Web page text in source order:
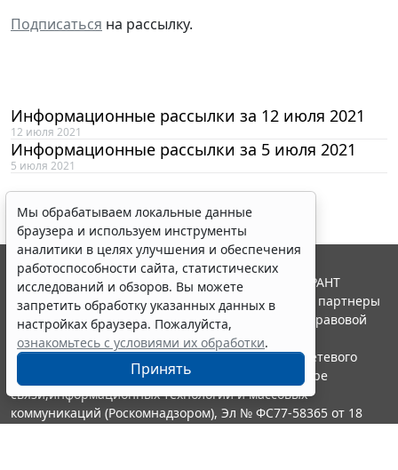
Подписаться на рассылку.
Информационные рассылки за 12 июля 2021
12 июля 2021
Информационные рассылки за 5 июля 2021
5 июля 2021
Мы обрабатываем локальные данные
браузера и используем инструменты
аналитики в целях улучшения и обеспечения
работоспособности сайта, статистических
исследований и обзоров. Вы можете
запретить обработку указанных данных в
настройках браузера. Пожалуйста,
ознакомьтесь с условиями их обработки.
Принять
© ООО "НПП "ГАРАНТ-СЕРВИС", 2026. Система ГАРАНТ
выпускается с 1990 года. Компания "Гарант" и ее партнеры
являются участниками Российской ассоциации правовой
информации ГАРАНТ.
Портал ГАРАНТ.РУ зарегистрирован в качестве сетевого
издания Федеральной службой по надзору в сфере
связи,информационных технологий и массовых
коммуникаций (Роскомнадзором), Эл № ФС77-58365 от 18